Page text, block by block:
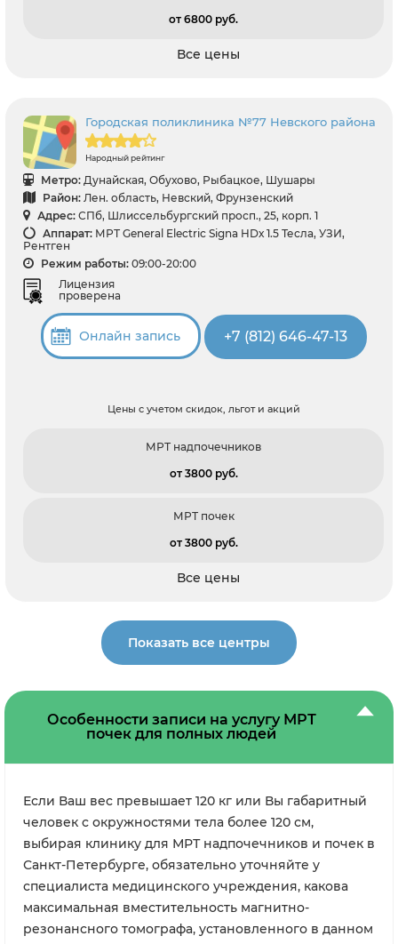
от 6800 pуб.
Все цены
Городская поликлиника №77 Невского района
Народный рейтинг
Метро: Дунайская, Обухово, Рыбацкое, Шушары
Район: Лен. область, Невский, Фрунзенский
Адрес: СПб, Шлиссельбургский просп., 25, корп. 1
Аппарат: МРТ General Electric Signa HDх 1.5 Тесла, УЗИ,
Рентген
Режим работы: 09:00-20:00
Лицензия
проверена
Онлайн запись +7 (812) 646-47-13
Цены с учетом скидок, льгот и акций
МРТ надпочечников
от 3800 pуб.
МРТ почек
от 3800 pуб.
Все цены
Показать все центры
Особенности записи на услугу МРТ
почек для полных людей
Если Ваш вес превышает 120 кг или Вы габаритный
человек с окружностями тела более 120 см,
выбирая клинику для МРТ надпочечников и почек в
Санкт-Петербурге, обязательно уточняйте у
специалиста медицинского учреждения, какова
максимальная вместительность магнитно-
резонансного томографа, установленного в данном